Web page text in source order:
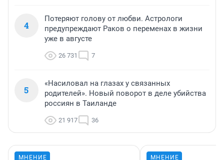
4
Потеряют голову от любви. Астрологи
предупреждают Раков о переменах в жизни
уже в августе
26 731 7
5
«Насиловал на глазах у связанных
родителей». Новый поворот в деле убийства
россиян в Таиланде
21 917 36
МНЕНИЕ МНЕНИЕ